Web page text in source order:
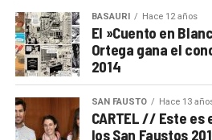
BASAURI Hace 12 años
El »Cuento en
Ortega gana el
2014
SAN FAUSTO Hace 13
CARTEL // Este
los San Faustos